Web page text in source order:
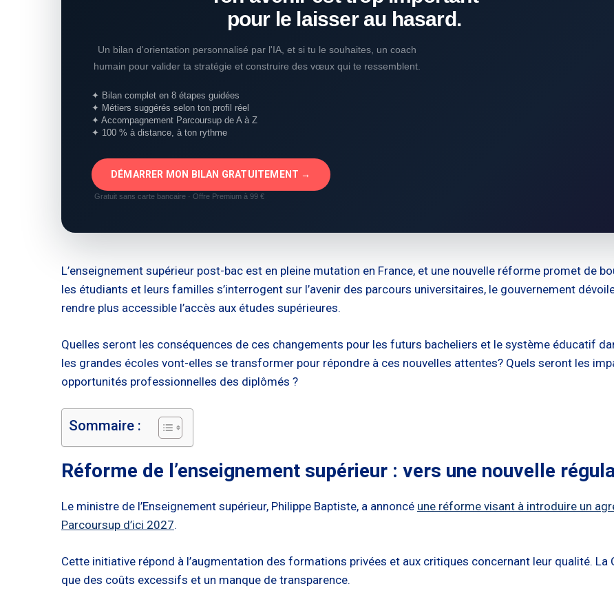
pour le laisser au hasard.
Un bilan d'orientation personnalisé par l'IA, et si tu le souhaites, un coach
humain pour valider ta stratégie et construire des vœux qui te ressemblent.
✦ Bilan complet en 8 étapes guidées
✦ Métiers suggérés selon ton profil réel
✦ Accompagnement Parcoursup de A à Z
✦ 100 % à distance, à ton rythme
DÉMARRER MON BILAN GRATUITEMENT →
Gratuit sans carte bancaire · Offre Premium à 99 €
L’enseignement supérieur post-bac est en pleine mutation en France, et une nouvelle réforme promet de
les étudiants et leurs familles s’interrogent sur l’avenir des parcours universitaires, le gouvernement
rendre plus accessible l’accès aux études supérieures.
Quelles seront les conséquences de ces changements pour les futurs bacheliers et le système éducatif
les grandes écoles vont-elles se transformer pour répondre à ces nouvelles attentes? Quels seront les
opportunités professionnelles des diplômés ?
Sommaire :
Réforme de l’enseignement supérieur : vers une nouvelle
Le ministre de l’Enseignement supérieur, Philippe Baptiste, a annoncé une réforme visant à introduire un
Parcoursup d’ici 2027.
Cette initiative répond à l’augmentation des formations privées et aux critiques concernant leur qualité.
que des coûts excessifs et un manque de transparence.